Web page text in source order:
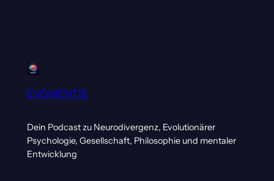
EVOMENTIS
Dein Podcast zu Neurodivergenz, Evolutionärer
Psychologie, Gesellschaft, Philosophie und mentaler
Entwicklung